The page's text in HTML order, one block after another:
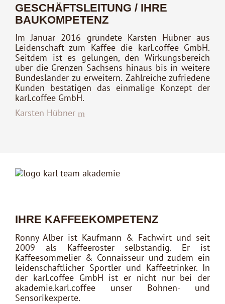
GESCHÄFTSLEITUNG / IHRE
BAUKOMPETENZ
Im Januar 2016 gründete Karsten Hübner aus
Leidenschaft zum Kaffee die karl.coffee GmbH.
Seitdem ist es gelungen, den Wirkungsbereich
über die Grenzen Sachsens hinaus bis in weitere
Bundesländer zu erweitern. Zahlreiche zufriedene
Kunden bestätigen das einmalige Konzept der
karl.coffee GmbH.
Karsten Hübner
IHRE KAFFEEKOMPETENZ
Ronny Alber ist Kaufmann & Fachwirt und seit
2009 als Kaffeeröster selbständig. Er ist
Kaffeesommelier & Connaisseur und zudem ein
leidenschaftlicher Sportler und Kaffeetrinker. In
der karl.coffee GmbH ist er nicht nur bei der
akademie.karl.coffee unser Bohnen- und
Sensorikexperte.